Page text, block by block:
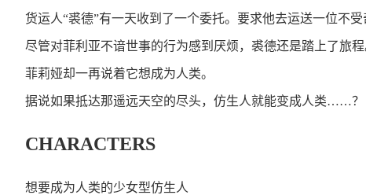
货运人“裘德”有一天收到了一个委托。要求他去运送一位不
尽管对菲利亚不谙世事的行为感到厌烦，裘德还是踏上了旅
菲莉娅却一再说着它想成为人类。
据说如果抵达那遥远天空的尽头，仿生人就能变成人类……？
CHARACTERS
想要成为人类的少女型仿生人